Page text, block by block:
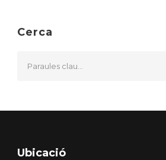
Cerca
Ubicació